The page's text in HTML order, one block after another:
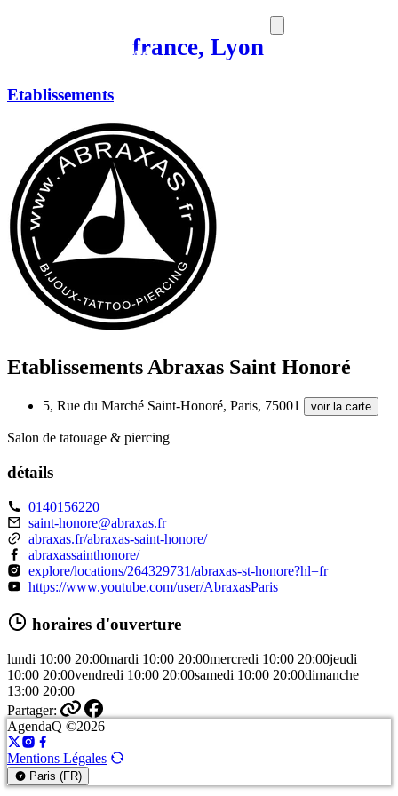
france, Lyon
MAG
Etablissements
Etablissements Abraxas Saint Honoré
5, Rue du Marché Saint-Honoré, Paris, 75001 voir la carte
Salon de tatouage & piercing
détails
0140156220
saint-honore@abraxas.fr
abraxas.fr/abraxas-saint-honore/
abraxassainthonore/
explore/locations/264329731/abraxas-st-honore?hl=fr
https://www.youtube.com/user/AbraxasParis
horaires d'ouverture
lundi 10:00 20:00mardi 10:00 20:00mercredi 10:00 20:00jeudi
10:00 20:00vendredi 10:00 20:00samedi 10:00 20:00dimanche
13:00 20:00
Partager:
AgendaQ ©2026
Mentions Légales
Paris (FR)